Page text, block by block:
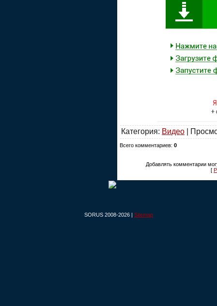
Категория: Видео |
Всего комментариев: 0
Добавлять комментарии
[
SORUS 2008-2026 | Sitemap